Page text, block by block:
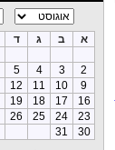
א ב ג ד
2
3
4
5
9
10
11
12
16
17
18
19
23
24
25
26
30
31